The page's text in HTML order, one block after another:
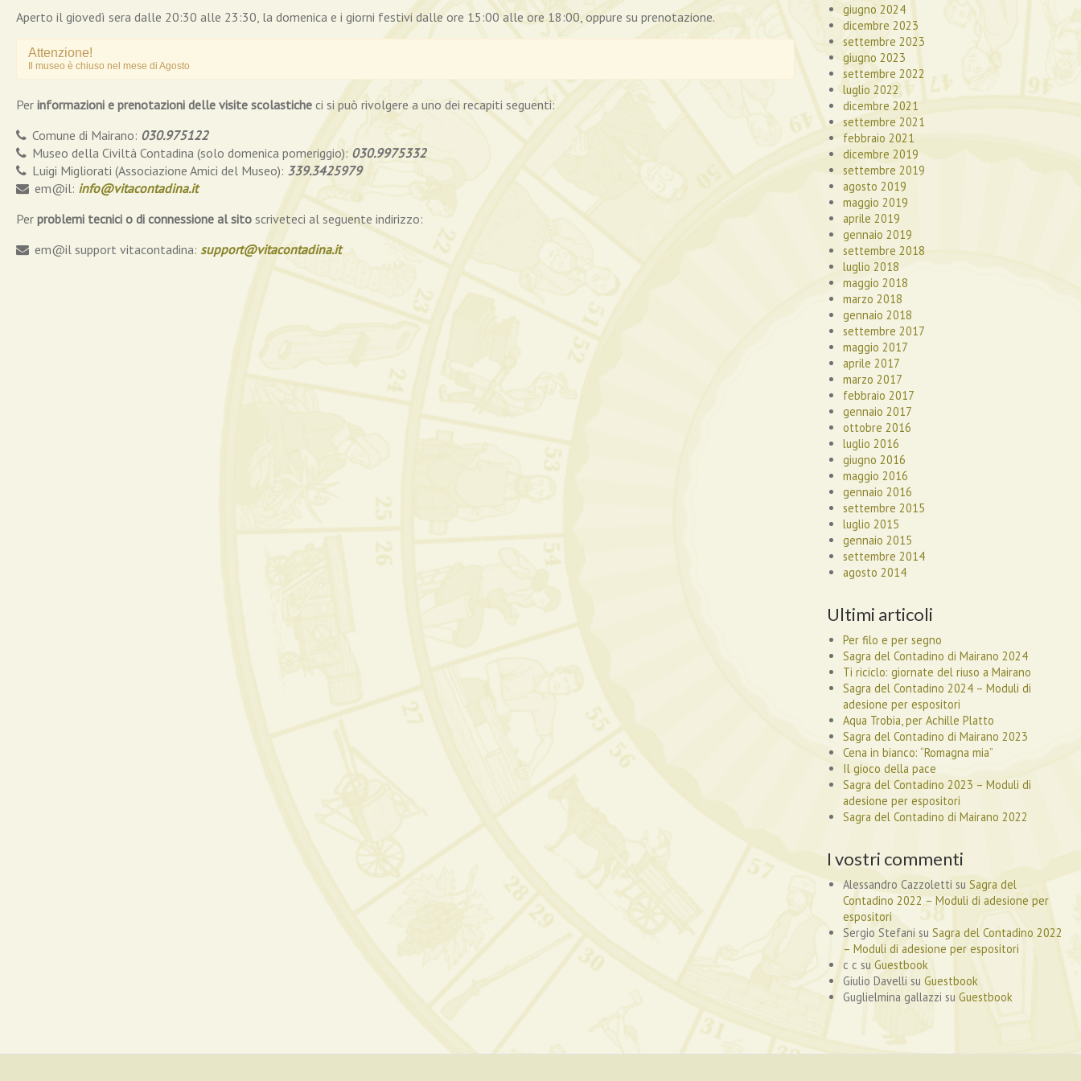
Aperto il giovedì sera dalle 20:30 alle 23:30, la domenica e i giorni festivi dalle ore 15:00 alle ore 18:00, oppure su prenotazione.
Attenzione!
Il museo è chiuso nel mese di Agosto
Per informazioni e prenotazioni delle visite scolastiche ci si può rivolgere a uno dei recapiti seguenti:
Comune di Mairano: 030.975122
Museo della Civiltà Contadina (solo domenica pomeriggio): 030.9975332
Luigi Migliorati (Associazione Amici del Museo): 339.3425979
em@il: info@vitacontadina.it
Per problemi tecnici o di connessione al sito scriveteci al seguente indirizzo:
em@il support vitacontadina: support@vitacontadina.it
giugno 2024
dicembre 2023
settembre 2023
giugno 2023
settembre 2022
luglio 2022
dicembre 2021
settembre 2021
febbraio 2021
dicembre 2019
settembre 2019
agosto 2019
maggio 2019
aprile 2019
gennaio 2019
settembre 2018
luglio 2018
maggio 2018
marzo 2018
gennaio 2018
settembre 2017
maggio 2017
aprile 2017
marzo 2017
febbraio 2017
gennaio 2017
ottobre 2016
luglio 2016
giugno 2016
maggio 2016
gennaio 2016
settembre 2015
luglio 2015
gennaio 2015
settembre 2014
agosto 2014
Ultimi articoli
Per filo e per segno
Sagra del Contadino di Mairano 2024
Ti riciclo: giornate del riuso a Mairano
Sagra del Contadino 2024 – Moduli di
adesione per espositori
Aqua Trobia, per Achille Platto
Sagra del Contadino di Mairano 2023
Cena in bianco: “Romagna mia”
Il gioco della pace
Sagra del Contadino 2023 – Moduli di
adesione per espositori
Sagra del Contadino di Mairano 2022
I vostri commenti
Alessandro Cazzoletti su Sagra del
Contadino 2022 – Moduli di adesione per
espositori
Sergio Stefani su Sagra del Contadino 2022
– Moduli di adesione per espositori
c c su Guestbook
Giulio Davelli su Guestbook
Guglielmina gallazzi su Guestbook